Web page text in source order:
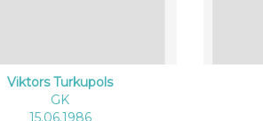
Viktors Turkupols
GK